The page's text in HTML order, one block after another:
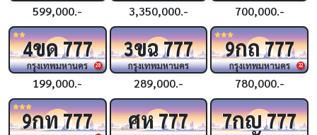
599,000.- 3,350,000.- 700,000.-
28
4ขด777
กรุงเทพมหานคร
199,000.-
3ขฉ777
กรุงเทพมหานคร
289,000.-
32
9กถ777
กรุงเทพมหานคร
780,000.-
9กท777 ศห777 7กญ777